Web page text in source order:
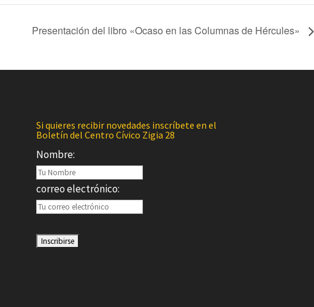
Presentación del libro «Ocaso en las Columnas de Hércules»
Si quieres recibir novedades inscríbete en el
Boletín del Centro Cívico Zigia 28
Nombre:
correo electrónico: